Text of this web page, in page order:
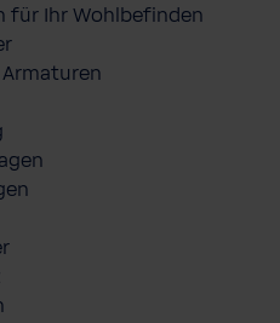
für Ihr Wohlbefinden